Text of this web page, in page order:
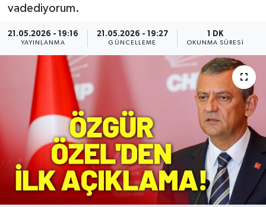
vadediyorum.
21.05.2026 - 19:16
YAYINLANMA
21.05.2026 - 19:27
GÜNCELLEME
1 DK
OKUNMA SÜRESI
Kültür Sanat
Resmi Reklam
Röportajlar